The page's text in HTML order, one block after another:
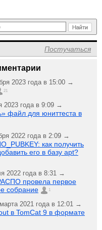
Постучаться
2023 года в 15:00 →
21
2023 года в 9:09 →
файл для юниттеста в
2022 года в 2:09 →
как получить
его в базу apt?
2022 года в 8:31 →
провела первое
собрание
1
2021 года в 12:01 →
в TomCat 9 в формате